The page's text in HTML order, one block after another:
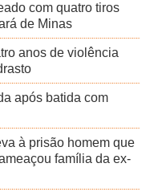
com quatro tiros
de Minas
anos de violência
após batida com
à prisão homem que
família da ex-